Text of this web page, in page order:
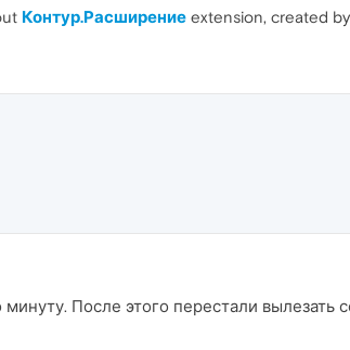
Контур.Расширение extension, created by
После этого перестали вылезать